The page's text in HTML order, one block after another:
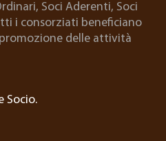
Soci Aderenti, Soci
i consorziati beneficiano
delle attività
Socio.